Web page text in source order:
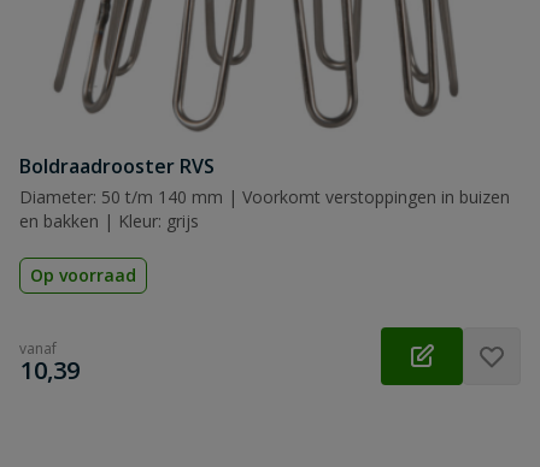
Boldraadrooster RVS
Diameter: 50 t/m 140 mm | Voorkomt verstoppingen in buizen
en bakken | Kleur: grijs
Op voorraad
vanaf
€
10,39